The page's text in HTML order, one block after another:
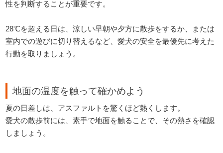
性を判断することが重要です。
28℃を超える日は、涼しい早朝や夕方に散歩をするか、または
室内での遊びに切り替えるなど、愛犬の安全を最優先に考えた
行動を取りましょう。
地面の温度を触って確かめよう
夏の日差しは、アスファルトを驚くほど熱くします。
愛犬の散歩前には、素手で地面を触ることで、その熱さを確認
しましょう。